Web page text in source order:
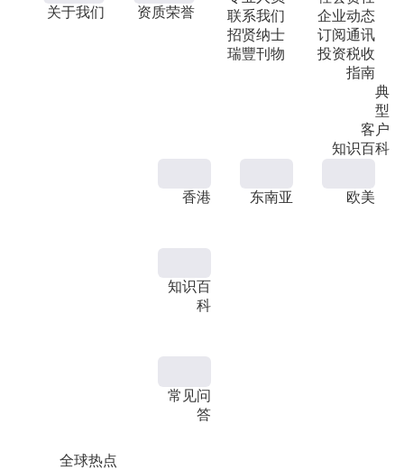
关于我们 资质荣誉
联系我们
招贤纳士
瑞豐刊物
企业动态
订阅通讯
投资税收
指南
典
型
客户
知识百科
全球热点
香港 东南亚 欧美
知识百
科
常见问
答